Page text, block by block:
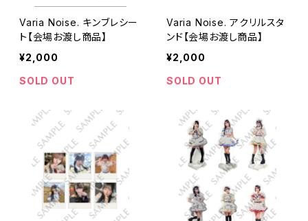
Varia Noise. キンブレシー
ト【会場お渡し商品】
¥2,000
SOLD OUT
Varia Noise. アクリルスタ
ンド【会場お渡し商品】
¥2,000
SOLD OUT